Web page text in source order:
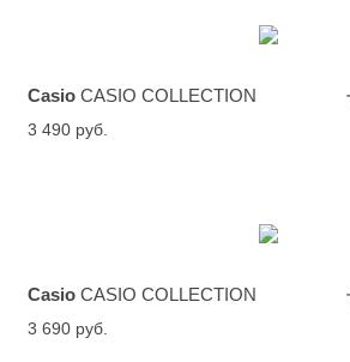
Casio CASIO COLLECTION
3 490 руб.
Casio CASIO COLLECTION
3 690 руб.